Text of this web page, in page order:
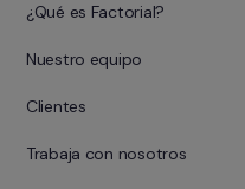
¿Qué es Factorial?
Nuestro equipo
Clientes
Trabaja con nosotros